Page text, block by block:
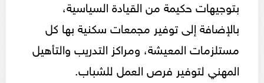
بتوجيهات حكيمة من القيادة السياسية،
بالإضافة إلى توفير مجمعات سكنية بها كل
مستلزمات المعيشة، ومراكز التدريب والتأهيل
المهني لتوفير فرص العمل للشباب.